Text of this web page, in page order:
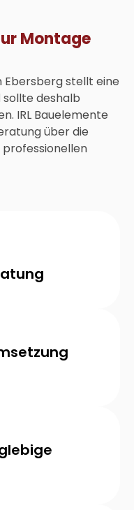
Montage
Ebersberg stellt eine
deshalb
IRL Bauelemente
über die
professionellen